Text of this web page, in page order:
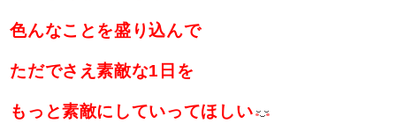
色んなことを盛り込んで
ただでさえ素敵な1日を
もっと素敵にしていってほしい